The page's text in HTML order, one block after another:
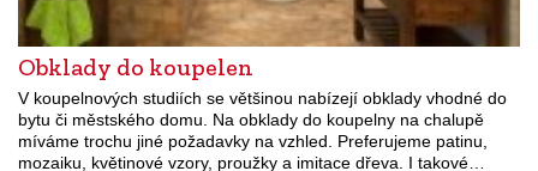
Obklady do koupelen
V koupelnových studiích se většinou nabízejí obklady vhodné do
bytu či městského domu. Na obklady do koupelny na chalupě
míváme trochu jiné požadavky na vzhled. Preferujeme patinu,
mozaiku, květinové vzory, proužky a imitace dřeva. I takové…